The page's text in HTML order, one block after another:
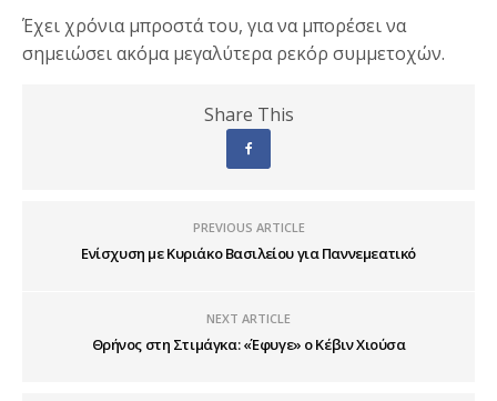
Έχει χρόνια μπροστά του, για να μπορέσει να
σημειώσει ακόμα μεγαλύτερα ρεκόρ συμμετοχών.
Share This
PREVIOUS ARTICLE
Ενίσχυση με Κυριάκο Βασιλείου για Παννεμεατικό
NEXT ARTICLE
Θρήνος στη Στιμάγκα: «Έφυγε» ο Κέβιν Χιούσα